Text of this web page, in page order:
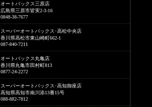
オートバックス三原店
広島県三原市皆実2-3-16
0848-38-7677
スーパーオートバックス･高松中央店
香川県高松市東山崎町662-1
087-840-7211
オートバックス丸亀店
香川県丸亀市田村町813
0877-24-2272
スーパーオートバックス･高知御座店
高知県高知市南川添13番15号
088-882-7812